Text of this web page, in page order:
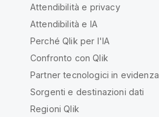
Attendibilità e privacy
Attendibilità e IA
Perché Qlik per l'IA
Confronto con Qlik
Partner tecnologici in evidenza
Sorgenti e destinazioni dati
Regioni Qlik